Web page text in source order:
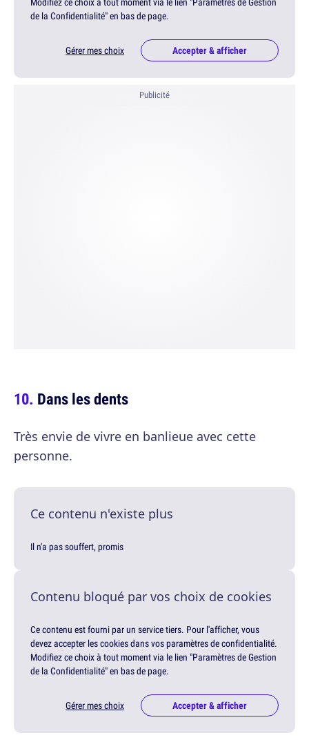
de la Confidentialité" en bas de page.
Gérer mes choix Accepter & afficher
Publicité
Dans les dents
Très envie de vivre en banlieue avec cette
personne.
Ce contenu n'existe plus
Il n'a pas souffert, promis
Contenu bloqué par vos choix de cookies
Ce contenu est fourni par un service tiers. Pour l'afficher, vous
devez accepter les cookies dans vos paramètres de confidentialité.
Modifiez ce choix à tout moment via le lien "Paramètres de Gestion
de la Confidentialité" en bas de page.
Gérer mes choix Accepter & afficher